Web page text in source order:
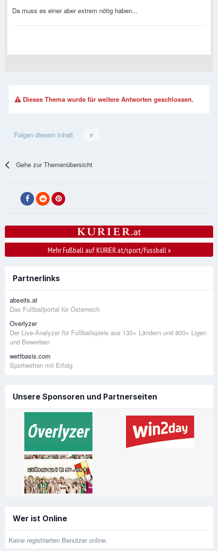
Da muss es einer aber extrem nötig haben...
Dieses Thema wurde für weitere Antworten geschlossen.
Folgen diesem Inhalt 0
Gehe zur Themenübersicht
Mehr Fußball auf KURIER.at/sport/fussball»
Partnerlinks
abseits.at
Das Fußballportal für Österreich
Overlyzer
Der Live-Analyzer für Fußballspiele aus 130+ Ländern und 800+ Ligen
und Bewerben
wettbasis.com
Sportwetten mit Erfolg
Unsere Sponsoren und Partnerseiten
Wer ist Online
Keine registrierten Benutzer online.